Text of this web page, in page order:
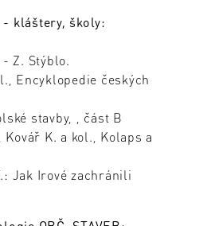
- kláštery, školy:
Z. Stýblo.
českých
stavby, , část B
K. a kol., Kolaps a
Irové zachránili